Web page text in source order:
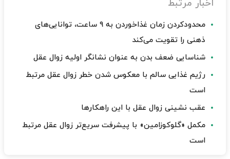
اخبار مرتبط
محدودکردن زمان غذاخوردن به ۹ ساعت، توانایی‌های
ذهنی را تقویت می‌کند
شناسایی ضعف بدن به عنوان نشانگر اولیه زوال عقل
رژیم غذایی سالم با معکوس شدن خطر زوال عقل مرتبط
است
عقب نشینی زوال عقل با این راهکارها
مکمل «گلوکوزامین» با پیشرفت سریع‌تر زوال عقل مرتبط
است